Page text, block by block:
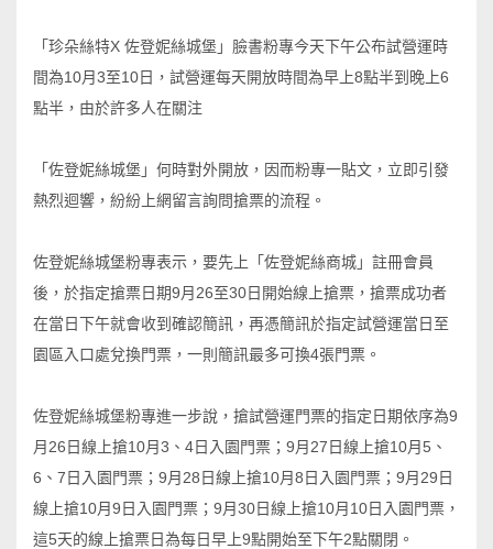
「珍朵絲特X 佐登妮絲城堡」臉書粉專今天下午公布試營運時
間為10月3至10日，試營運每天開放時間為早上8點半到晚上6
點半，由於許多人在關注
「佐登妮絲城堡」何時對外開放，因而粉專一貼文，立即引發
熱烈迴響，紛紛上網留言詢問搶票的流程。
佐登妮絲城堡粉專表示，要先上「佐登妮絲商城」註冊會員
後，於指定搶票日期9月26至30日開始線上搶票，搶票成功者
在當日下午就會收到確認簡訊，再憑簡訊於指定試營運當日至
園區入口處兌換門票，一則簡訊最多可換4張門票。
佐登妮絲城堡粉專進一步說，搶試營運門票的指定日期依序為9
月26日線上搶10月3、4日入園門票；9月27日線上搶10月5、
6、7日入園門票；9月28日線上搶10月8日入園門票；9月29日
線上搶10月9日入園門票；9月30日線上搶10月10日入園門票，
這5天的線上搶票日為每日早上9點開始至下午2點關閉。